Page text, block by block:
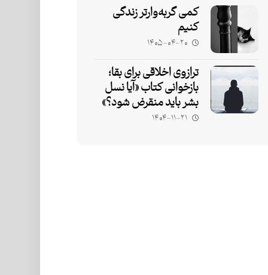
کمی گربه‌وارتر زندگی
کنیم
۱۴۰۵-۰۴-۲۰
ترازوی اخلاقی برای بقا؛
بازخوانی کتاب «آیا نسل
بشر باید منقرض شود؟»
۱۴۰۴-۱۱-۲۱